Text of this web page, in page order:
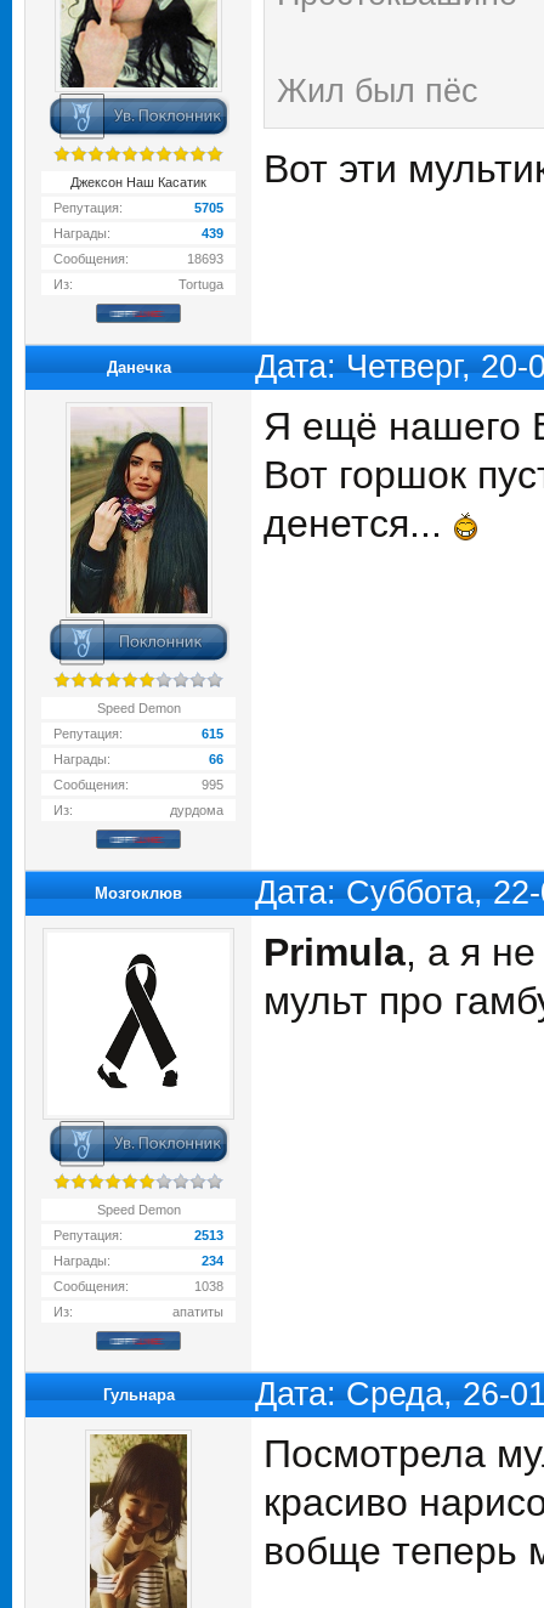
Джексон Наш Касатик
Репутация:
5705
Награды:
439
Сообщения:
18693
Из:
Tortuga
Жил был пёс
Вот эти
Данечка Дата: Четверг,
Speed Demon
Репутация:
615
Награды:
66
Сообщения:
995
Из:
дурдома
Я ещё нашего
Вот горшок
денется...
Мозгоклюв Дата: Суббота,
Speed Demon
Репутация:
2513
Награды:
234
Сообщения:
1038
Из:
апатиты
Primula, а я
мульт про
Гульнара Дата: Среда, 26-
Посмотрела
красиво
вобще теперь